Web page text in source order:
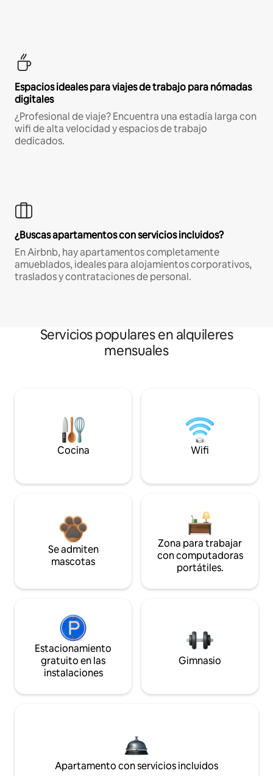
Espacios ideales para viajes de trabajo para nómadas
digitales
¿Profesional de viaje? Encuentra una estadía larga con
wifi de alta velocidad y espacios de trabajo
dedicados.
¿Buscas apartamentos con servicios incluidos?
En Airbnb, hay apartamentos completamente
amueblados, ideales para alojamientos corporativos,
traslados y contrataciones de personal.
Servicios populares en alquileres
mensuales
Cocina Wifi
Se admiten
mascotas
Zona para trabajar
con computadoras
portátiles.
Estacionamiento
gratuito en las
instalaciones
Gimnasio
Apartamento con servicios incluidos